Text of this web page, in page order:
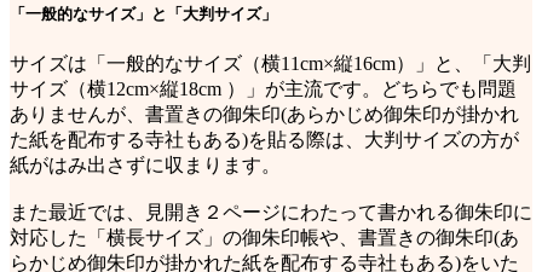
「一般的なサイズ」と「大判サイズ」
サイズは「一般的なサイズ（横11cm×縦16cm）」と、「大判
サイズ（横12cm×縦18cm ）」が主流です。どちらでも問題
ありませんが、書置きの御朱印(あらかじめ御朱印が掛かれ
た紙を配布する寺社もある)を貼る際は、大判サイズの方が
紙がはみ出さずに収まります。
また最近では、見開き２ページにわたって書かれる御朱印に
対応した「横長サイズ」の御朱印帳や、書置きの御朱印(あ
らかじめ御朱印が掛かれた紙を配布する寺社もある)をいた